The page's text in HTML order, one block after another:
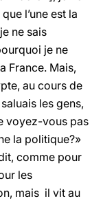
l’une est la
ne sais
je ne
France. Mais,
au cours de
les gens,
voyez-vous pas
la politique?»
comme pour
les
mais il vit au